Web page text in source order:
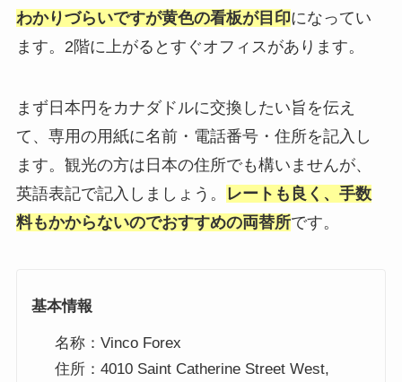
わかりづらいですが黄色の看板が目印になってい
ます。2階に上がるとすぐオフィスがあります。
まず日本円をカナダドルに交換したい旨を伝え
て、専用の用紙に名前・電話番号・住所を記入し
ます。観光の方は日本の住所でも構いませんが、
英語表記で記入しましょう。
レートも良く、手数
料もかからないのでおすすめの両替所です。
基本情報
名称：Vinco Forex
住所：4010 Saint Catherine Street West,